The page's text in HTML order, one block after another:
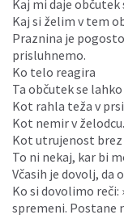
Kaj mi daje občutek
Kaj si želim v tem
Praznina je
prisluhnemo.
Ko telo reagira
Ta občutek se
Kot rahla teža v
Kot nemir v želodcu.
Kot utrujenost brez
To ni nekaj, kar bi
Včasih je dovolj, da
Ko si dovolimo reči:
spremeni. Postane